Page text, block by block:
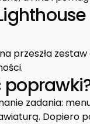
przeszła
zadania:
Dopiero